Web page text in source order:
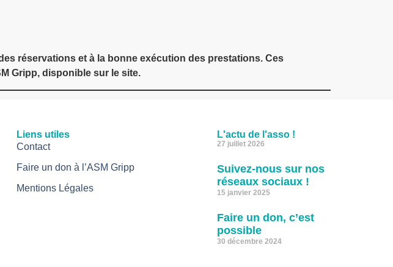
réservations et à la bonne exécution des prestations. Ces
Gripp, disponible sur le site.
Liens utiles
Contact
Faire un don à l’ASM Gripp
Mentions Légales
L'actu de l'asso !
27 juillet 2026
Suivez-nous sur nos
réseaux sociaux !
15 janvier 2025
Faire un don, c’est
possible
30 décembre 2024